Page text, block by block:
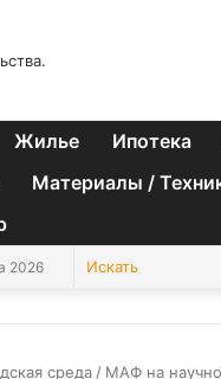
Жилье Ипотека
Материалы /
2026
среда / МАФ на